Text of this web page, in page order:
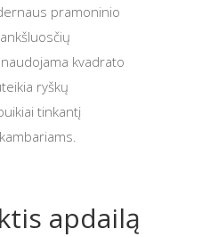
pramoninio
kvadrato
ryškų
tinkantį
apdailą